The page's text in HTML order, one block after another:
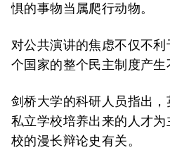
惧的事物当属爬行动物。
对公共演讲的焦虑不仅不
个国家的整个民主制度产生
剑桥大学的科研人员指出
私立学校培养出来的人才
校的漫长辩论史有关。